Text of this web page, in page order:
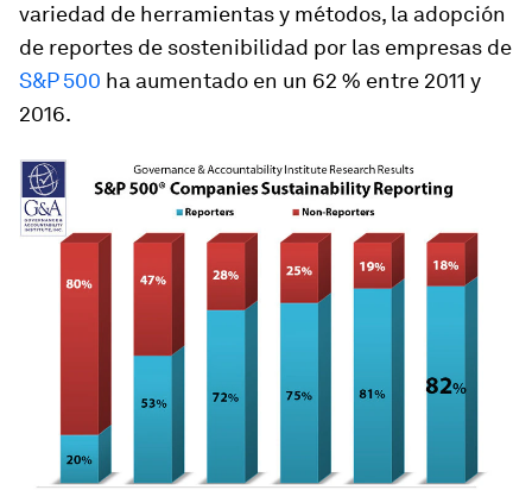
variedad de herramientas y métodos, la adopción
de reportes de sostenibilidad por las empresas de
S&P 500 ha aumentado en un 62 % entre 2011 y
2016.